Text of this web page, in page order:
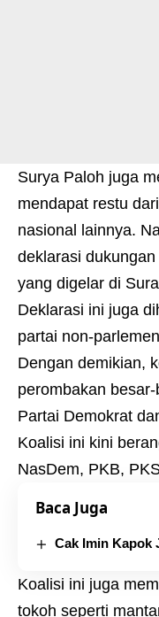
Surya Paloh juga
mendapat restu
nasional lainnya.
deklarasi
yang digelar di
Deklarasi ini juga
partai non-
Dengan demikian,
perombakan
Partai Demokrat
Koalisi ini kini
NasDem, PKB,
Baca Juga
Cak Imin Kapok
Koalisi ini juga
tokoh seperti